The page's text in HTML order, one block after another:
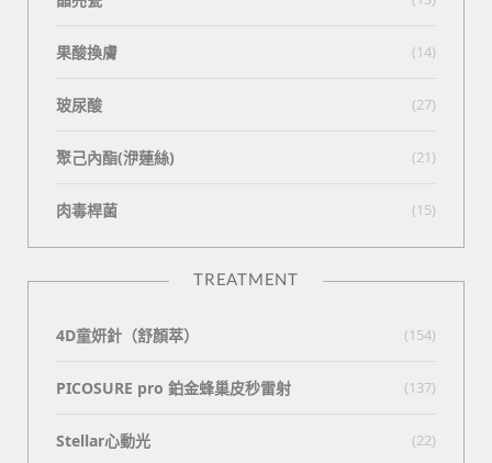
果酸換膚 (14)
玻尿酸 (27)
聚己內酯(洢蓮絲) (21)
肉毒桿菌 (15)
TREATMENT
4D童妍針（舒顏萃） (154)
PICOSURE pro 鉑金蜂巢皮秒雷射 (137)
Stellar心動光 (22)